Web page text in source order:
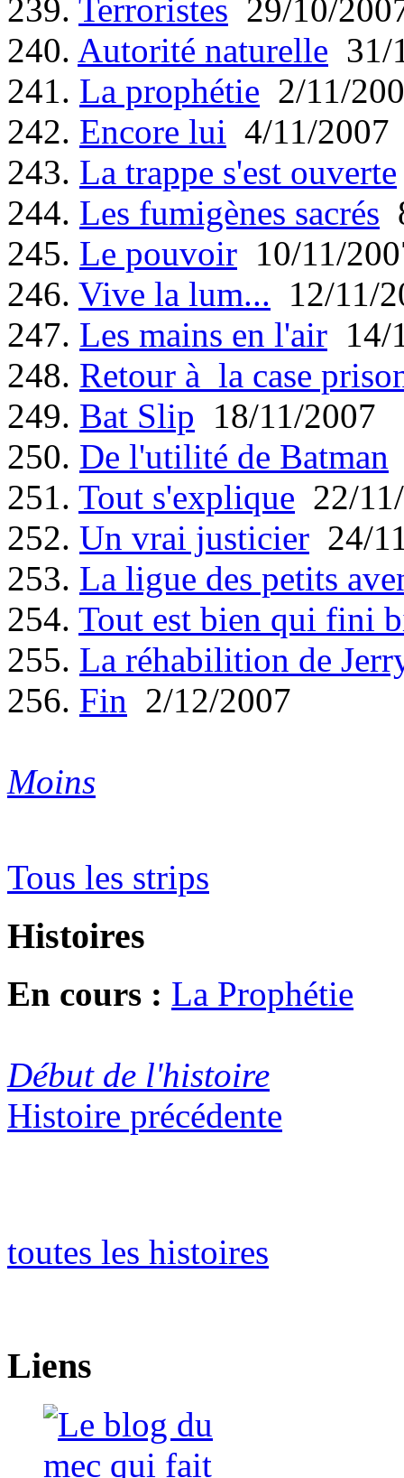
239. Terroristes 29/10/
240. Autorité naturelle 31/
241. La prophétie 2/11/
242. Encore lui 4/11/2007
243. La trappe s'est ouverte
244. Les fumigènes sacrés
245. Le pouvoir 10/11/
246. Vive la lum... 12/11/
247. Les mains en l'air 14/
248. Retour à la case
249. Bat Slip 18/11/2007
250. De l'utilité de Batman
251. Tout s'explique 22/
252. Un vrai justicier 24/
253. La ligue des petits
254. Tout est bien qui fini
255. La réhabilition de
256. Fin 2/12/2007
Moins
Tous les strips
Histoires
En cours : La Prophétie
Début de l'histoire
Histoire précédente
toutes les histoires
Liens